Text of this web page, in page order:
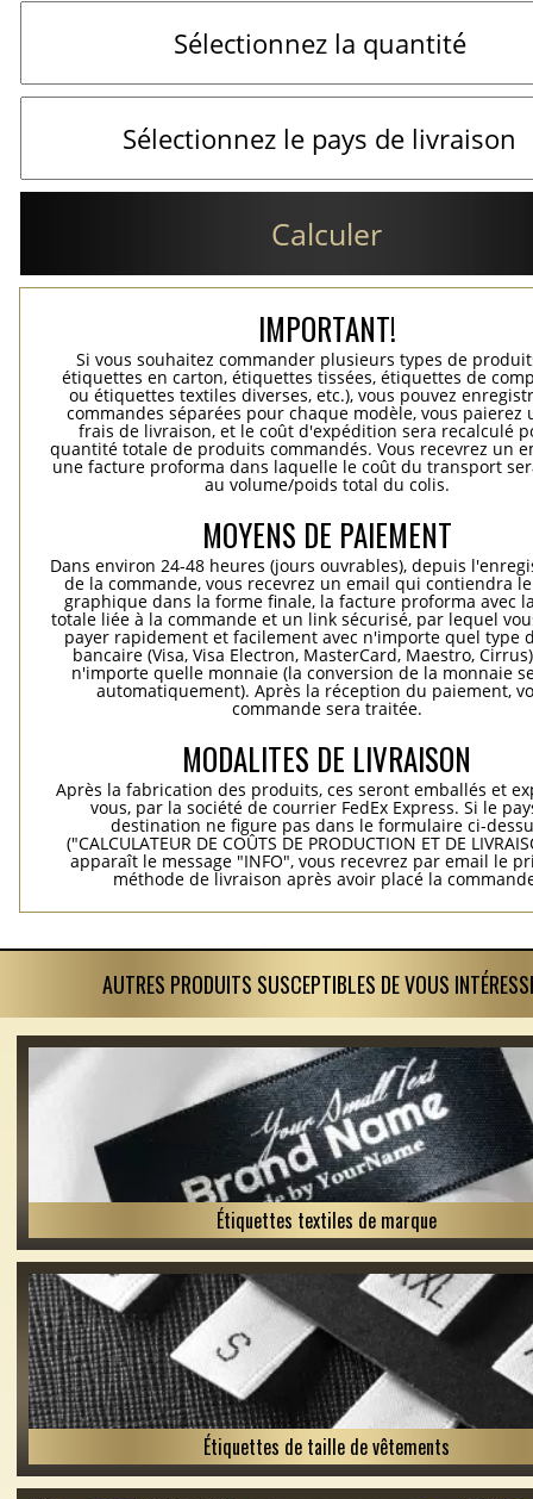
Calculer
IMPORTANT!
Si vous souhaitez commander plusieurs types de
étiquettes en carton, étiquettes tissées, étiquettes de
ou étiquettes textiles diverses, etc.), vous pouvez
commandes séparées pour chaque modèle, vous paierez
frais de livraison, et le coût d'expédition sera recalculé
quantité totale de produits commandés. Vous recevrez un
une facture proforma dans laquelle le coût du transport
au volume/poids total du colis.
MOYENS DE PAIEMENT
Dans environ 24-48 heures (jours ouvrables), depuis
de la commande, vous recevrez un email qui contiendra
graphique dans la forme finale, la facture proforma avec
totale liée à la commande et un link sécurisé, par lequel
payer rapidement et facilement avec n'importe quel type
bancaire (Visa, Visa Electron, MasterCard, Maestro,
n'importe quelle monnaie (la conversion de la monnaie
automatiquement). Après la réception du paiement,
commande sera traitée.
MODALITES DE LIVRAISON
Après la fabrication des produits, ces seront emballés et
vous, par la société de courrier FedEx Express. Si le
destination ne figure pas dans le formulaire ci-
("CALCULATEUR DE COÛTS DE PRODUCTION ET DE
apparaît le message "INFO", vous recevrez par email le
méthode de livraison après avoir placé la
AUTRES PRODUITS SUSCEPTIBLES DE VOUS
Étiquettes textiles de marque
Étiquettes de taille de vêtements